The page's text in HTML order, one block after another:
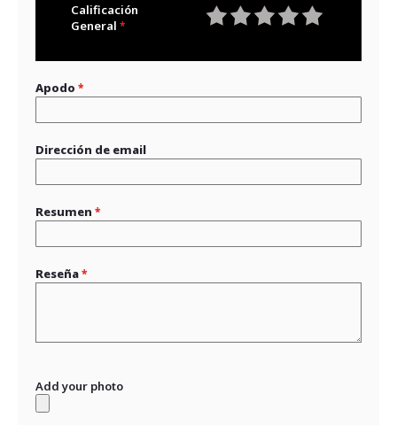
Calificación
General
Apodo
Dirección de email
Resumen
Reseña
Add your photo